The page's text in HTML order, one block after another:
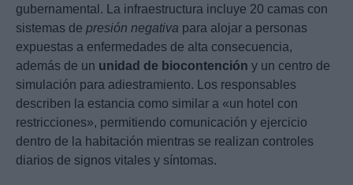
gubernamental. La infraestructura incluye 20 camas con
sistemas de presión negativa para alojar a personas
expuestas a enfermedades de alta consecuencia,
además de un unidad de biocontención y un centro de
simulación para adiestramiento. Los responsables
describen la estancia como similar a «un hotel con
restricciones», permitiendo comunicación y ejercicio
dentro de la habitación mientras se realizan controles
diarios de signos vitales y síntomas.